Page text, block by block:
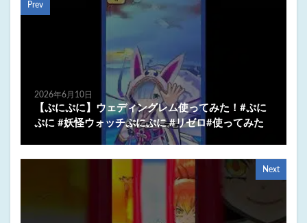
Prev
2026年6月10日
【ぷにぷに】ウェディングレム使ってみた！#ぷに
ぷに #妖怪ウォッチぷにぷに #リゼロ#使ってみた
Next